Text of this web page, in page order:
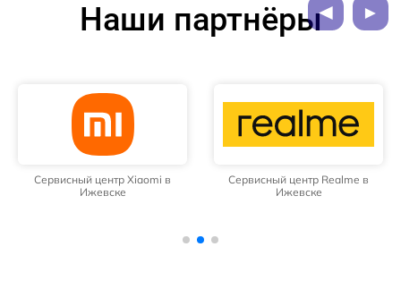
Наши партнёры
Сервисный центр Xiaomi в
Ижевске
Сервисный центр Realme в
Ижевске